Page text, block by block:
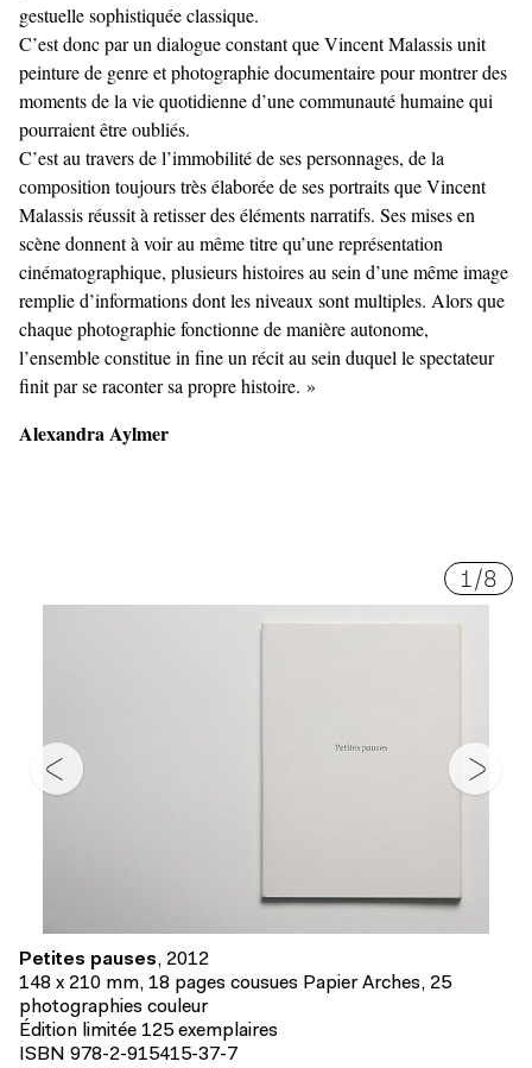
gestuelle sophistiquée classique.
C’est donc par un dialogue constant que Vincent Malassis unit
peinture de genre et photographie documentaire pour montrer des
moments de la vie quotidienne d’une communauté humaine qui
pourraient être oubliés.
C’est au travers de l’immobilité de ses personnages, de la
composition toujours très élaborée de ses portraits que Vincent
Malassis réussit à retisser des éléments narratifs. Ses mises en
scène donnent à voir au même titre qu’une représentation
cinématographique, plusieurs histoires au sein d’une même image
remplie d’informations dont les niveaux sont multiples. Alors que
chaque photographie fonctionne de manière autonome,
l’ensemble constitue in fine un récit au sein duquel le spectateur
finit par se raconter sa propre histoire. »
Alexandra Aylmer
1 /8
Petites pauses, 2012
148 x 210 mm, 18 pages cousues Papier Arches, 25
photographies couleur
Édition limitée 125 exemplaires
ISBN 978-2-915415-37-7